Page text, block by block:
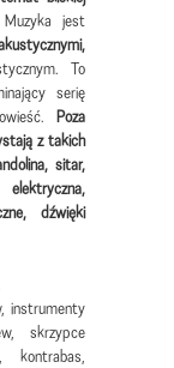
Muzyka jest
To
serię
Poza
z takich
sitar,
dźwięki
instrumenty
skrzypce
kontrabas,